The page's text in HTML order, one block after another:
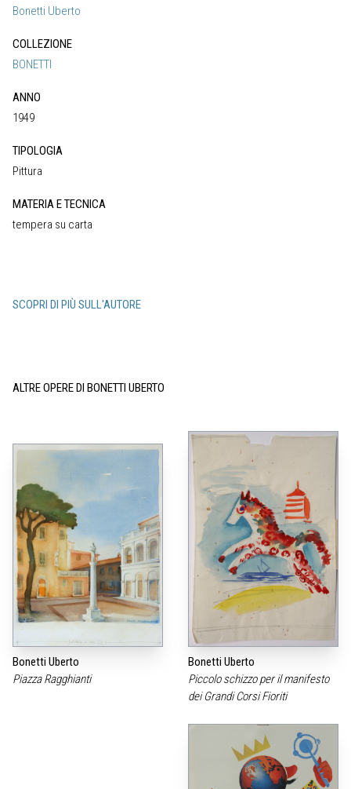
Bonetti Uberto
COLLEZIONE
BONETTI
ANNO
1949
TIPOLOGIA
Pittura
MATERIA E TECNICA
tempera su carta
SCOPRI DI PIÙ SULL'AUTORE
ALTRE OPERE DI BONETTI UBERTO
Bonetti Uberto
Piazza Ragghianti
Bonetti Uberto
Piccolo schizzo per il manifesto
dei Grandi Corsi Fioriti